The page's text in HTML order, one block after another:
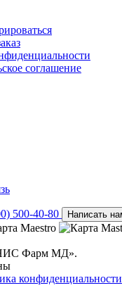
соглашение
500-40-80 Написать
Фарм МД».
конфиден­циальности